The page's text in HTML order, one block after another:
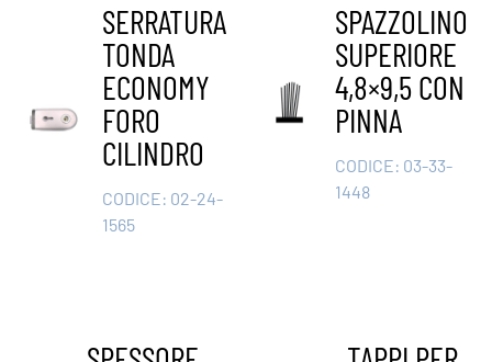
SERRATURA
TONDA
ECONOMY
FORO
CILINDRO
CODICE: 02-24-
1565
SPAZZOLINO
SUPERIORE
4,8×9,5 CON
PINNA
CODICE: 03-33-
1448